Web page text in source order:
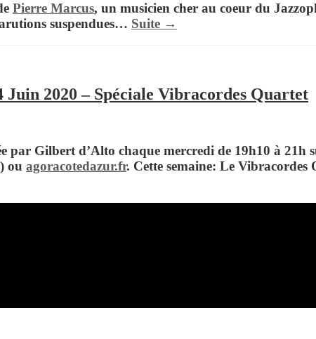
Pierre Marcus, un musicien cher au coeur du
suspendues… Suite →
2020 – Spéciale Vibracordes Quartet
par Gilbert d’Alto chaque mercredi de 19h10 à 21h
ou agoracotedazur.fr. Cette semaine: Le Vibracordes